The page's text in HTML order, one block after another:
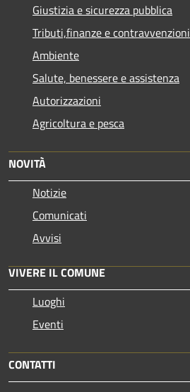
Giustizia e sicurezza pubblica
Tributi,finanze e contravvenzioni
Ambiente
Salute, benessere e assistenza
Autorizzazioni
Agricoltura e pesca
NOVITÀ
Notizie
Comunicati
Avvisi
VIVERE IL COMUNE
Luoghi
Eventi
CONTATTI